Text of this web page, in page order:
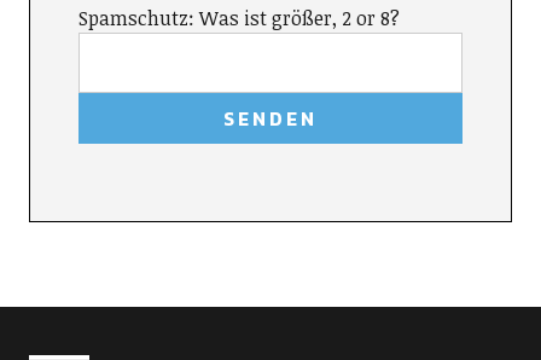
Spamschutz: Was ist größer, 2 or 8?